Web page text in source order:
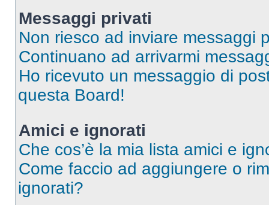
Messaggi privati
Non riesco ad inviare messaggi
Continuano ad arrivarmi
Ho ricevuto un messaggio di
questa Board!
Amici e ignorati
Che cos’è la mia lista amici e
Come faccio ad aggiungere o
ignorati?